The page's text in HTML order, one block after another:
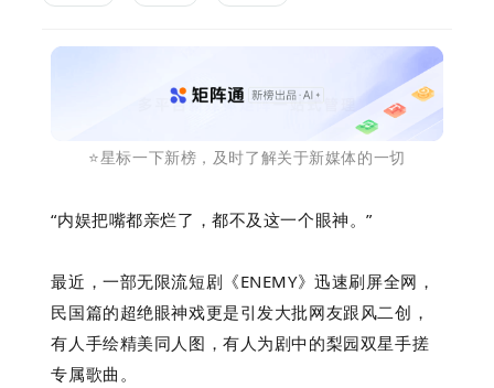
⭐️星标一下新榜，及时了解关于新媒体的一切
“内娱把嘴都亲烂了，都不及这一个眼神。”
最近，一部无限流短剧《ENEMY》迅速刷屏全网，
民国篇的超绝眼神戏更是引发大批网友跟风二创，
有人手绘精美同人图，有人为剧中的梨园双星手搓
专属歌曲。